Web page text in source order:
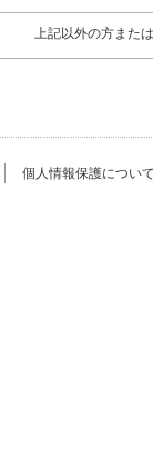
上記以外の方また
個人情報保護につい